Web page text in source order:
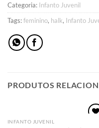
Categoria: Infanto Juvenil
Tags:feminino, halk, Infanto
PRODUTOS
INFANTO JUVENIL